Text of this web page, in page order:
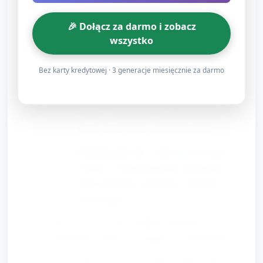
minuty):
Na podłodze rozłóż 4–6 kolorowych
kółek/krążków (kwiatów). Zadanie: na hasło
"lądujemy" każde dziecko staje na jednym
🎉 Dołącz za darmo i zobacz
wszystko
Bez karty kredytowej · 3 generacje miesięcznie za darmo